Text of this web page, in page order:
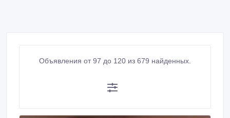
Объявления от 97 до 120 из 679 найденных.